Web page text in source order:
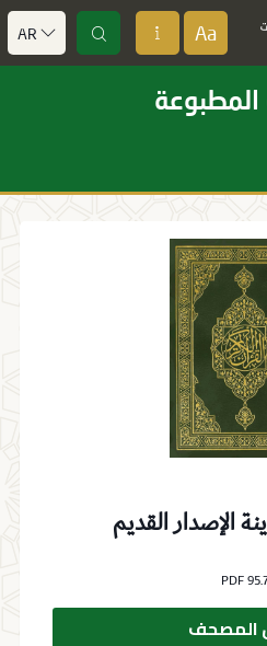
Aa
AR
الإصدار القديم
PDF
المصحف